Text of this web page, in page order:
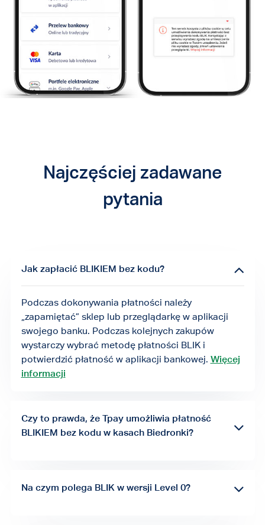
Najczęściej zadawane
pytania
Jak zapłacić BLIKIEM bez kodu?
Podczas dokonywania płatności należy
„zapamiętać” sklep lub przeglądarkę w aplikacji
swojego banku. Podczas kolejnych zakupów
wystarczy wybrać metodę płatności BLIK i
potwierdzić płatność w aplikacji bankowej. Więcej
informacji
Czy to prawda, że Tpay umożliwia płatność
BLIKIEM bez kodu w kasach Biedronki?
Biedronka” i płacący BLIKIEM . Rozwiązanie
Na czym polega BLIK w wersji Level 0?